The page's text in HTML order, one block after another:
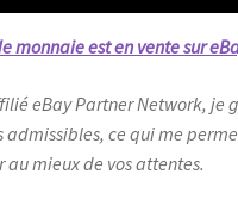
monnaie est en vente sur
eBay Partner Network, je
admissibles, ce qui me
au mieux de vos attentes.